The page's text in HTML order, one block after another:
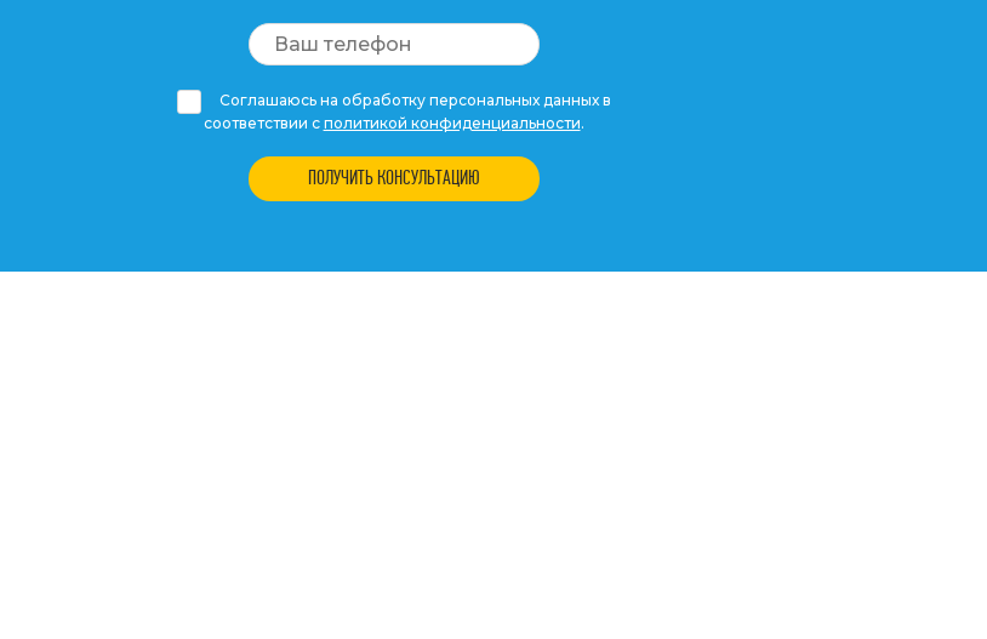
Соглашаюсь на обработку персональных данных в
соответствии с политикой конфиденциальности.
ПОЛУЧИТЬ КОНСУЛЬТАЦИЮ